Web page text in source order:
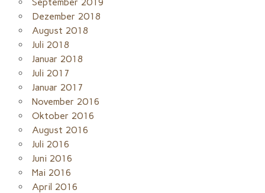
Dezember 2018
August 2018
Juli 2018
Januar 2018
Juli 2017
Januar 2017
November 2016
Oktober 2016
August 2016
Juli 2016
Juni 2016
Mai 2016
April 2016